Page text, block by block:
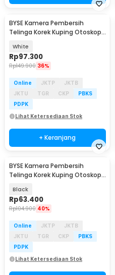
BYSE Kamera Pembersih
Telinga Korek Kuping Otoskop
White
Rp97.300
Rp149.900 36%
Online JKTP
JKTB
JKTU
TGR CKP
PBKS
PDPK
Lihat Ketersediaan Stok
+ Keranjang
BYSE Kamera Pembersih
Telinga Korek Kuping Otoskop
Black
Rp63.400
Rp104.900 40%
Online JKTP
JKTB
JKTU
TGR CKP
PBKS
PDPK
Lihat Ketersediaan Stok